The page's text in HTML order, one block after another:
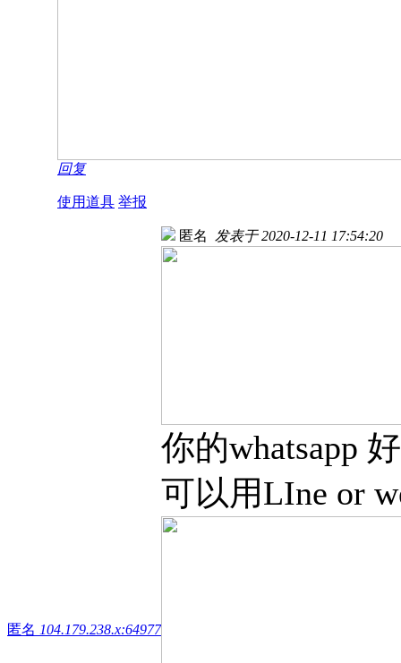
回复
使用道具 举报
匿名 104.179.238.x:64977
匿名 发表于 2020-12-11 17:54:20
你的whatsapp
可以用LIne or